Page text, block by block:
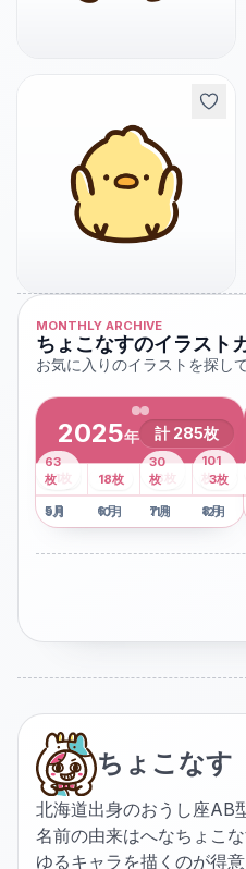
MONTHLY ARCHIVE
ちょこなすのイラスト
お気に入りのイラストを探し
2025年 計 285枚
1月
2枚 2月 3月 4月
8枚
5月
41 枚
6月
13枚
7月
6枚
8月
101
枚
9月
63
枚
10月
18枚
11月
30
枚
12月
3枚
ちょこなす
北海道出身のおうし座AB
名前の由来はへなちょこな
ゆるキャラを描くのが得意